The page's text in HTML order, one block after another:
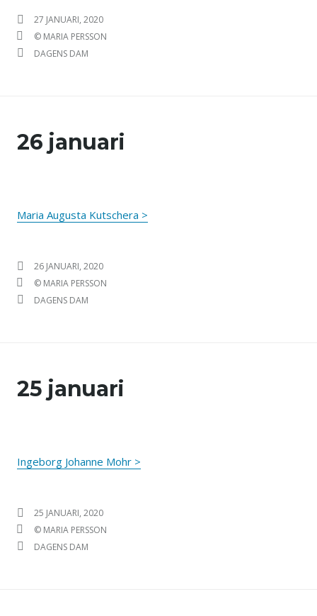
PUBLICERAT DEN
27 JANUARI, 2020
FÖRFATTARE
© MARIA PERSSON
KATEGORIER
DAGENS DAM
26 januari
Maria Augusta Kutschera >
PUBLICERAT DEN
26 JANUARI, 2020
FÖRFATTARE
© MARIA PERSSON
KATEGORIER
DAGENS DAM
25 januari
Ingeborg Johanne Mohr >
PUBLICERAT DEN
25 JANUARI, 2020
FÖRFATTARE
© MARIA PERSSON
KATEGORIER
DAGENS DAM